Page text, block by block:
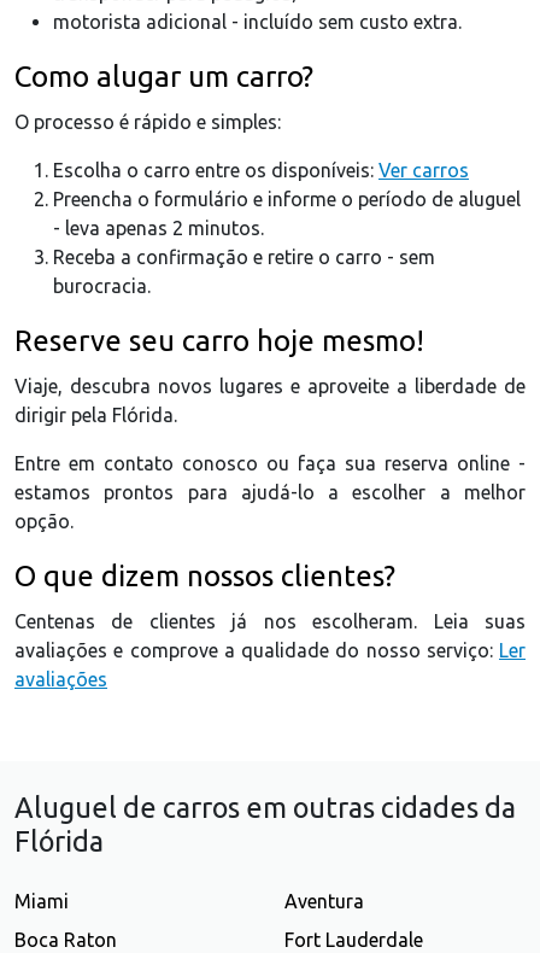
motorista adicional - incluído sem custo extra.
Como alugar um carro?
O processo é rápido e simples:
Escolha o carro entre os disponíveis: Ver carros
Preencha o formulário e informe o período de aluguel
- leva apenas 2 minutos.
Receba a confirmação e retire o carro - sem
burocracia.
Reserve seu carro hoje mesmo!
Viaje, descubra novos lugares e aproveite a liberdade de
dirigir pela Flórida.
Entre em contato conosco ou faça sua reserva online -
estamos prontos para ajudá-lo a escolher a melhor
opção.
O que dizem nossos clientes?
Centenas de clientes já nos escolheram. Leia suas
avaliações e comprove a qualidade do nosso serviço: Ler
avaliações
Aluguel de carros em outras cidades da
Flórida
Miami
Aventura
Boca Raton
Fort Lauderdale